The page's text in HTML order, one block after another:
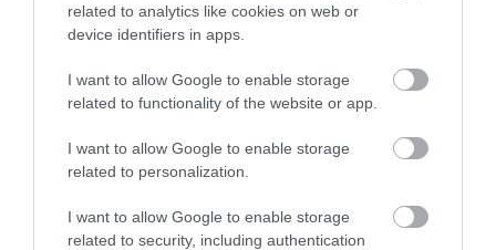
related to analytics like cookies on web or
device identifiers in apps.
I want to allow Google to enable storage
related to functionality of the website or app.
I want to allow Google to enable storage
related to personalization.
I want to allow Google to enable storage
related to security, including authentication
ΔΙΑΒΑΣΤΕ ΕΠΙΣΗΣ